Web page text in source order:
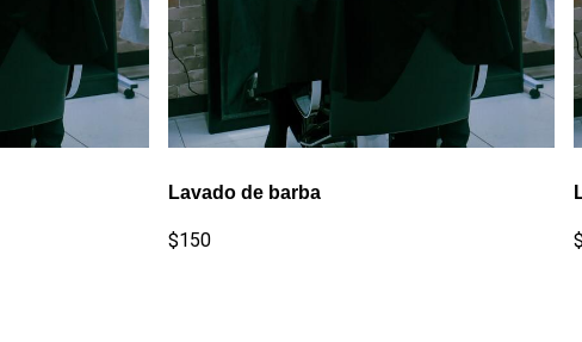
Lavado de barba
$150